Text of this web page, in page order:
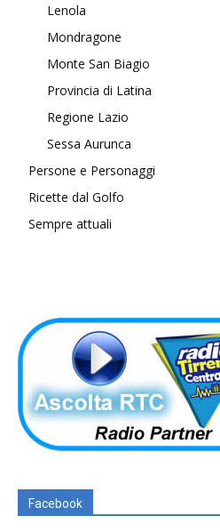
Lenola
Mondragone
Monte San Biagio
Provincia di Latina
Regione Lazio
Sessa Aurunca
Persone e Personaggi
Ricette dal Golfo
Sempre attuali
Facebook